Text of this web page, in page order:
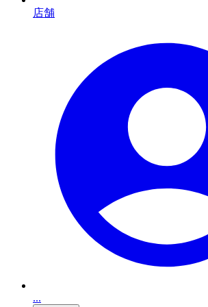
店舗
...